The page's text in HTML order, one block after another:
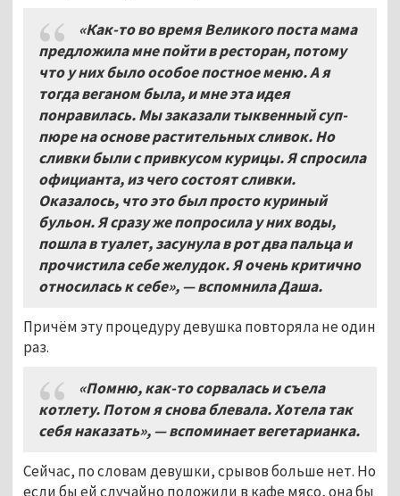
«Как-то во время Великого поста мама
предложила мне пойти в ресторан, потому
что у них было особое постное меню. А я
тогда веганом была, и мне эта идея
понравилась. Мы заказали тыквенный суп-
пюре на основе растительных сливок. Но
сливки были с привкусом курицы. Я спросила
официанта, из чего состоят сливки.
Оказалось, что это был просто куриный
бульон. Я сразу же попросила у них воды,
пошла в туалет, засунула в рот два пальца и
прочистила себе желудок. Я очень критично
относилась к себе», —вспомнила Даша.
Причём эту процедуру девушка повторяла не один
раз.
«Помню, как-то сорвалась и съела
котлету. Потом я снова блевала. Хотела так
себя наказать», —вспоминает вегетарианка.
Сейчас, по словам девушки, срывов больше нет. Но
если бы ей случайно положили в кафе мясо, она бы